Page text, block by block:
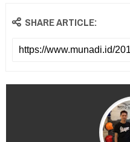
SHARE ARTICLE: